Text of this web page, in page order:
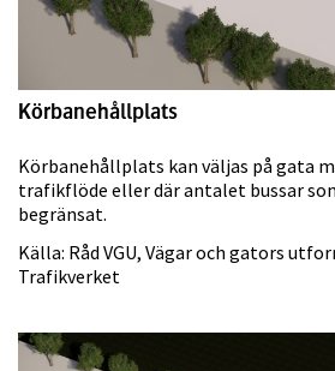
Körbanehållplats
Körbanehållplats kan väljas på gata
trafikflöde eller där antalet bussar
begränsat.
Källa: Råd VGU, Vägar och gators
Trafikverket